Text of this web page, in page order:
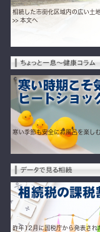
相続した市街化区域内の広い土
>> 本文へ
寒い季節も安全にお風呂を楽し
昨年12月に国税庁から発表され